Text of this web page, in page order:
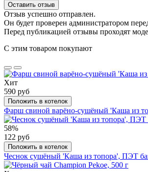
Оставить отзыв
Отзыв успешно отправлен.
Он будет проверен администратором
Перед публикацией отзывы проходят
С этим товаром покупают
Хит
590 руб
Положить в котелок
Фарш свиной варёно-сушёный 'Каша из
58%
122 руб
Положить в котелок
Чеснок сушёный 'Каша из топора', ПЭТ